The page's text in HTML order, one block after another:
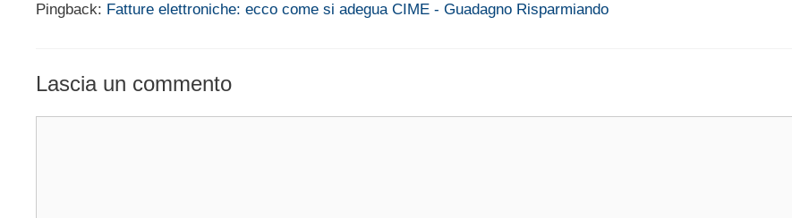
Pingback: Fatture elettroniche: ecco come si adegua CIME - Guadagno Risparmiando
Lascia un commento